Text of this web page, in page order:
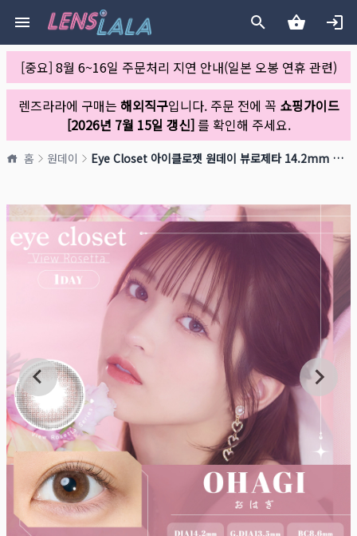
[중요] 8월 6~16일 주문처리 지연 안내(일본 오봉 연휴 관련)
렌즈라라에 구매는 해외직구입니다. 주문 전에 꼭 쇼핑가이드
[2026년 7월 15일 갱신]를 확인해 주세요.
홈 원데이 Eye Closet 아이클로젯 원데이 뷰로제타 14.2mm 오하기(1박스 10개들이)